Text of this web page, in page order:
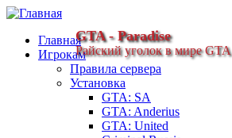
GTA - Paradise
Райский уголок в мире GTA
Главная
Игрокам
Правила сервера
Установка
GTA: SA
GTA: Anderius
GTA: United